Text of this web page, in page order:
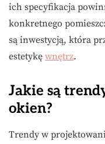
ich specyfikacja
konkretnego
są inwestycją, która
estetykę wnętrz.
Jakie są
okien?
Trendy w